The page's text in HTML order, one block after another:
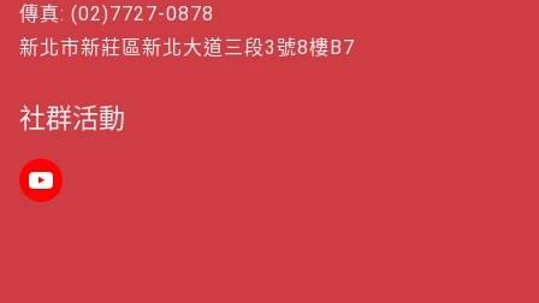
傳真: (02)7727-0878
新北市新莊區新北大道三段3號8樓B7
社群活動